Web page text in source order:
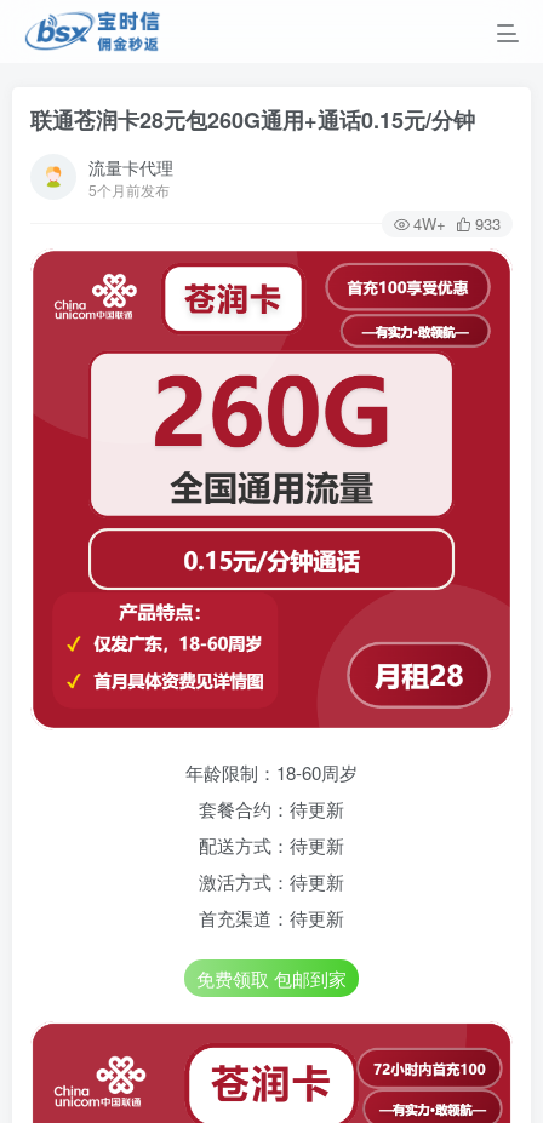
联通苍润卡28元包260G通用+通话0.15元/分钟
流量卡代理
5个月前发布
4W+ 933
年龄限制：18-60周岁
套餐合约：待更新
配送方式：待更新
激活方式：待更新
首充渠道：待更新
免费领取 包邮到家